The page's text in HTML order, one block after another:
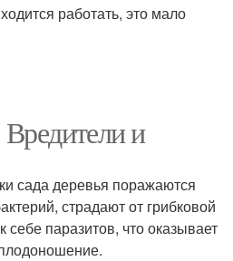
работать, это мало
и
сада деревья поражаются
страдают от грибковой
себе паразитов, что оказывает